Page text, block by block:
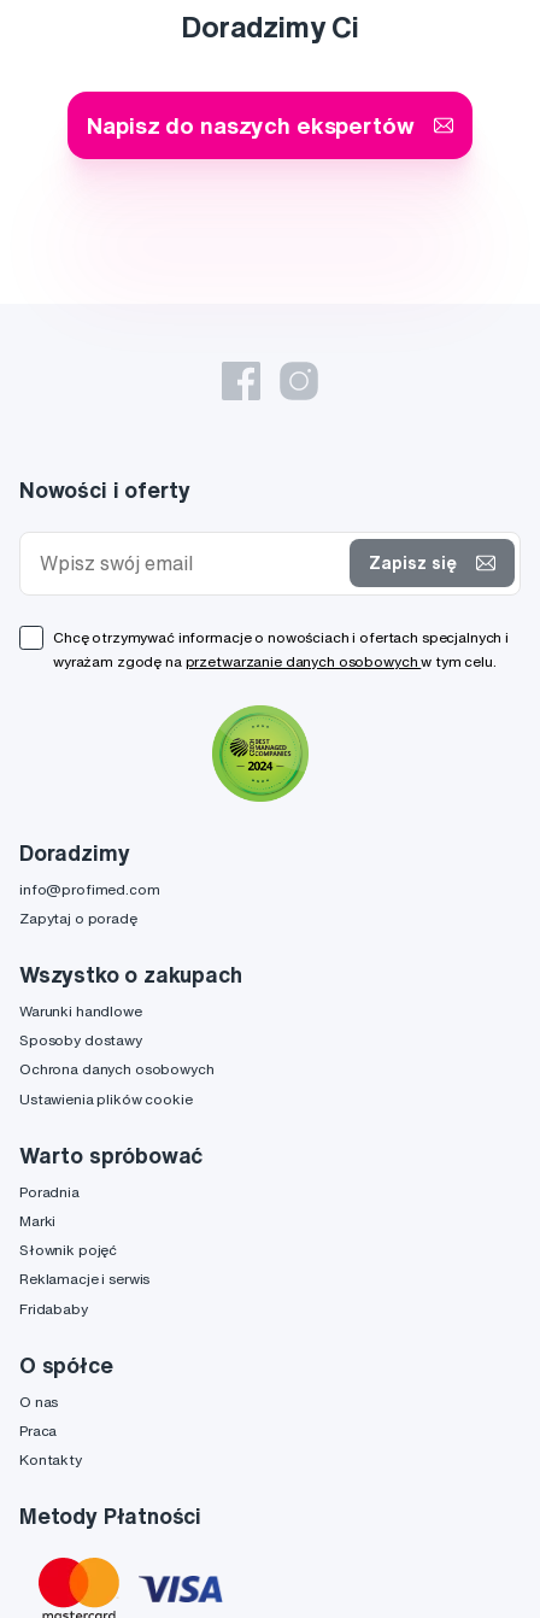
Doradzimy Ci
Napisz do naszych ekspertów
Doradzimy
info@profimed.com
Zapytaj o poradę
Wszystko o zakupach
Warunki handlowe
Sposoby dostawy
Ochrona danych osobowych
Ustawienia plików cookie
Warto spróbować
Poradnia
Marki
Słownik pojęć
Reklamacje i serwis
Fridababy
O spółce
O nas
Praca
Kontakty
Metody Płatności
Nowości i oferty
Zapisz się
Chcę otrzymywać informacje o nowościach i ofertach specjalnych i
wyrażam zgodę na przetwarzanie danych osobowychw tym celu.